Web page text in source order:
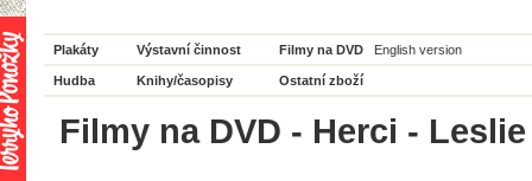
Plakáty Výstavní činnost Filmy na DVD English version
Hudba Knihy/časopisy Ostatní zboží
Filmy na DVD - Herci -